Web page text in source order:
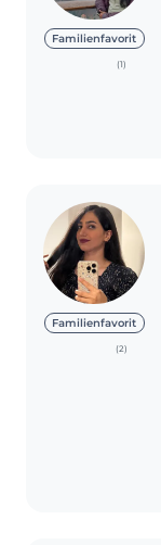
Familienfavorit
(1)
Familienfavorit
(2)